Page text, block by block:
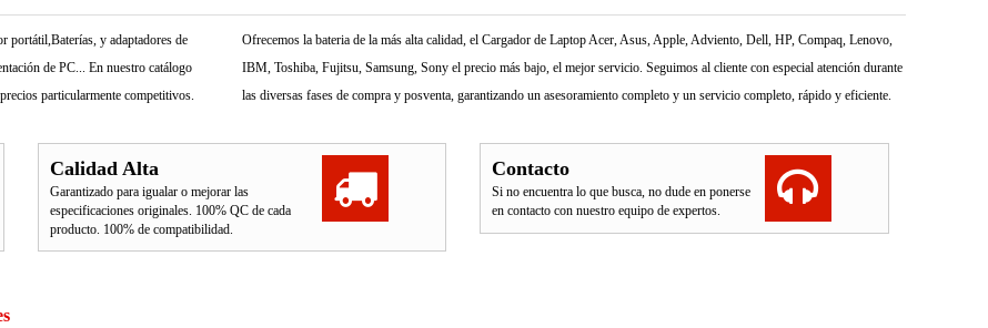
portátil,Baterías, y adaptadores de
de PC... En nuestro catálogo
particularmente competitivos.
Ofrecemos la bateria de la más alta calidad, el Cargador de Laptop Acer, Asus, Apple, Adviento, Dell, HP, Compaq, Lenovo,
IBM, Toshiba, Fujitsu, Samsung, Sony el precio más bajo, el mejor servicio. Seguimos al cliente con especial atención durante
las diversas fases de compra y posventa, garantizando un asesoramiento completo y un servicio completo, rápido y eficiente.
Calidad Alta
Garantizado para igualar o mejorar las
especificaciones originales. 100% QC de cada
producto. 100% de compatibilidad.
Contacto
Si no encuentra lo que busca, no dude en ponerse
en contacto con nuestro equipo de expertos.